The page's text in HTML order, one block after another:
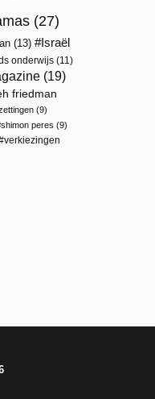
(27)
(13)
Israël
onderwijs (11)
(19)
friedman
(9)
shimon peres (9)
verkiezingen